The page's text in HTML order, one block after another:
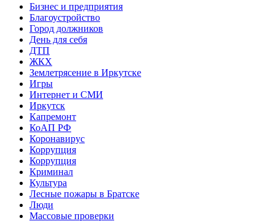
Бизнес и предприятия
Благоустройство
Город должников
День для себя
ДТП
ЖКХ
Землетрясение в Иркутске
Игры
Интернет и СМИ
Иркутск
Капремонт
КоАП РФ
Коронавирус
Коррупция
Коррупция
Криминал
Культура
Лесные пожары в Братске
Люди
Массовые проверки